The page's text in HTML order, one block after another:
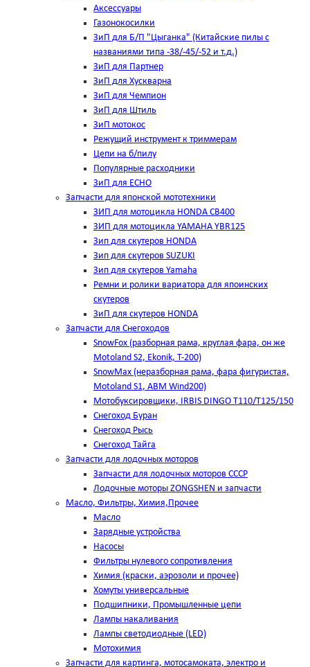
Аксессуары
Газонокосилки
ЗиП для Б/П "Цыганка" (Китайские пилы с
названиями типа -38/-45/-52 и т.д.)
ЗиП для Партнер
ЗиП для Хускварна
ЗиП для Чемпион
ЗиП для Штиль
ЗиП мотокос
Режущий инструмент к триммерам
Цепи на б/пилу
Популярные расходники
ЗиП для ЕСНО
Запчасти для японской мототехники
ЗИП для мотоцикла HONDA CB400
ЗИП для мотоцикла YAMAHA YBR125
Зип для скутеров HONDA
Зип для скутеров SUZUKI
Зип для скутеров Yamaha
Ремни и ролики вариатора для япоинских
скутеров
ЗиП для скутеров HONDA
Запчасти для Снегоходов
SnowFox (разборная рама, круглая фара, он же
Motoland S2, Ekonik, T-200)
SnowMax (неразборная рама, фара фигуристая,
Motoland S1, ABM Wind200)
Мотобуксировщики, IRBIS DINGO Т110/Т125/150
Снегоход Буран
Снегоход Рысь
Снегоход Тайга
Запчасти для лодочных моторов
Запчасти для лодочных моторов СССР
Лодочные моторы ZONGSHEN и запчасти
Масло, Фильтры, Химия,Прочее
Масло
Зарядные устройства
Насосы
Фильтры нулевого сопротивления
Химия (краски, аэрозоли и прочее)
Хомуты универсальные
Подшипники, Промышленные цепи
Лампы накаливания
Лампы светодиодные (LED)
Мотохимия
Запчасти для картинга, мотосамоката, электро и